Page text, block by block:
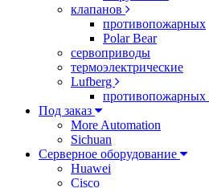
клапанов
противопожарных
Polar Bear
сервоприводы
термоэлектрические
Lufberg
противопожарных
Под заказ
More Automation
Sichuan
Серверное оборудование
Huawei
Cisco